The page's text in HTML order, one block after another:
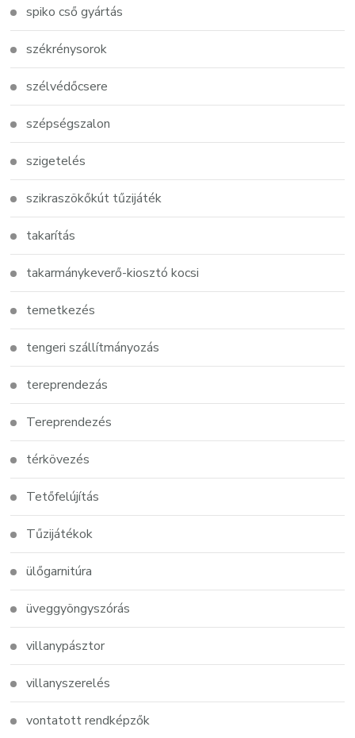
spiko cső gyártás
székrénysorok
szélvédőcsere
szépségszalon
szigetelés
szikraszökőkút tűzijáték
takarítás
takarmánykeverő-kiosztó kocsi
temetkezés
tengeri szállítmányozás
tereprendezás
Tereprendezés
térkövezés
Tetőfelújítás
Tűzijátékok
ülőgarnitúra
üveggyöngyszórás
villanypásztor
villanyszerelés
vontatott rendképzők